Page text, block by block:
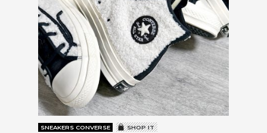
SNEAKERS CONVERSE SHOP IT